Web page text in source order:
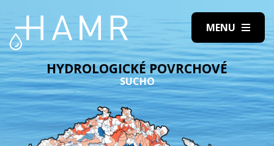
HYDROLOGICKÉ POVRCHOVÉ
SUCHO